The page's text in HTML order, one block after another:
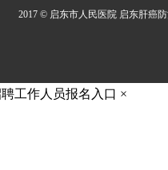
2017 © 启东市人民医院 启东肝癌
工作人员报名入口 ×